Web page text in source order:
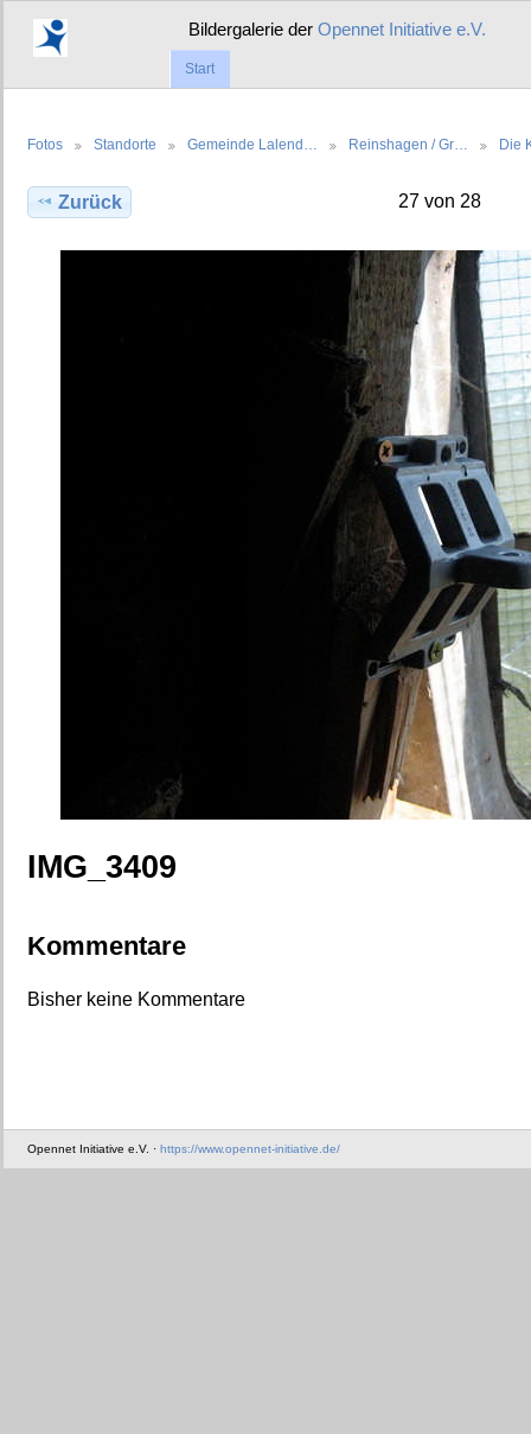
Bildergalerie derOpennet Initiative e.V.
Start
Fotos Standorte Gemeinde Lalend… Reinshagen / Gr… Die
Zurück 27 von 28
IMG_3409
Kommentare
Bisher keine Kommentare
Opennet Initiative e.V. · https://www.opennet-initiative.de/